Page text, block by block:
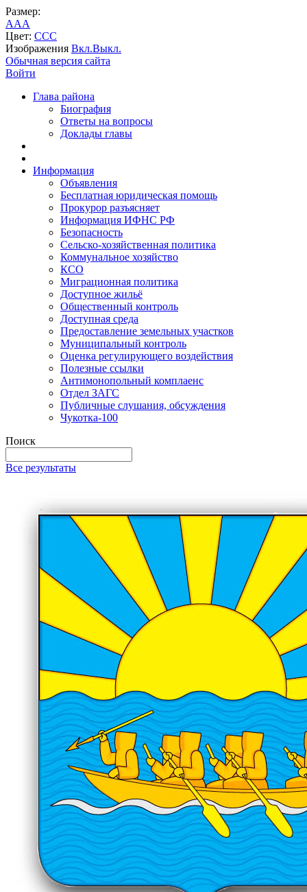
Размер:
AAA
Цвет: CCC
Изображения Вкл.Выкл.
Обычная версия сайта
Войти
Глава района
Биография
Ответы на вопросы
Доклады главы
Информация
Объявления
Бесплатная юридическая помощь
Прокурор разъясняет
Информация ИФНС РФ
Безопасность
Сельско-хозяйственная политика
Коммунальное хозяйство
КСО
Миграционная политика
Доступное жильё
Общественный контроль
Доступная среда
Предоставление земельных участков
Муниципальный контроль
Оценка регулирующего воздействия
Полезные ссылки
Антимонопольный комплаенс
Отдел ЗАГС
Публичные слушания, обсуждения
Чукотка-100
Поиск
Все результаты